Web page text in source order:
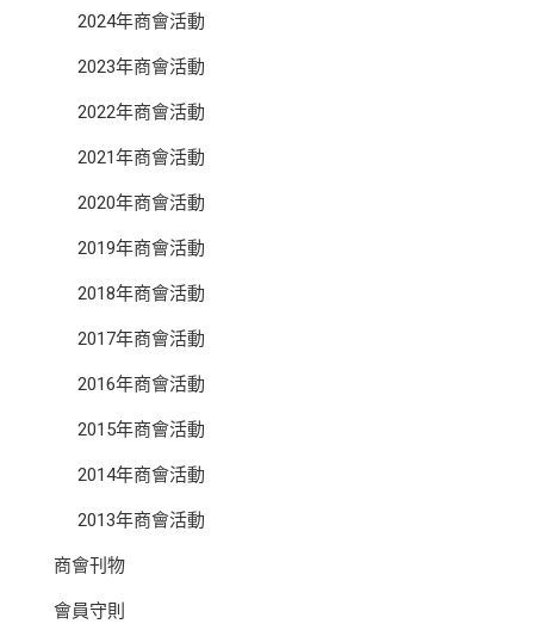
2024年商會活動
2023年商會活動
2022年商會活動
2021年商會活動
2020年商會活動
2019年商會活動
2018年商會活動
2017年商會活動
2016年商會活動
2015年商會活動
2014年商會活動
2013年商會活動
商會刊物
會員守則